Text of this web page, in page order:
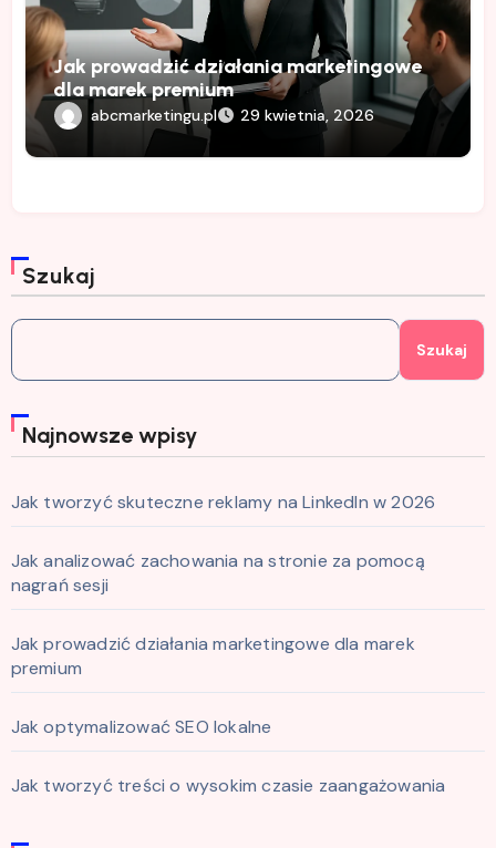
Jak prowadzić działania marketingowe
dla marek premium
abcmarketingu.pl 29 kwietnia, 2026
Szukaj
Szukaj
Najnowsze wpisy
Jak tworzyć skuteczne reklamy na LinkedIn w 2026
Jak analizować zachowania na stronie za pomocą
nagrań sesji
Jak prowadzić działania marketingowe dla marek
premium
Jak optymalizować SEO lokalne
Jak tworzyć treści o wysokim czasie zaangażowania